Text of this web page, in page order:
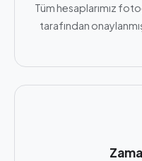
Tüm hesaplarımız
tarafından